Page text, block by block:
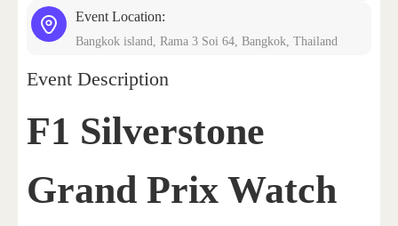
Event Location:
Bangkok island, Rama 3 Soi 64, Bangkok, Thailand
Event Description
F1 Silverstone
Grand Prix Watch